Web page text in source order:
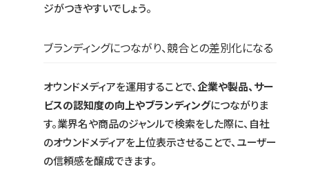
ジがつきやすいでしょう。
ブランディングにつながり、競合との差別化になる
オウンドメディアを運用することで、企業や製品、サー
ビスの認知度の向上やブランディングにつながりま
す。業界名や商品のジャンルで検索をした際に、自社
のオウンドメディアを上位表示させることで、ユーザー
の信頼感を醸成できます。